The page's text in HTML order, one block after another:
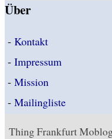
Über
- Kontakt
- Impressum
- Mission
- Mailingliste
Thing Frankfurt